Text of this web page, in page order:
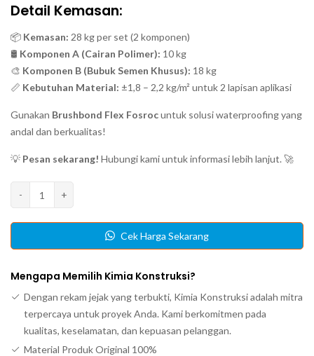
Detail Kemasan:
📦 Kemasan: 28 kg per set (2 komponen)
🛢 Komponen A (Cairan Polimer): 10 kg
🎨 Komponen B (Bubuk Semen Khusus): 18 kg
📏 Kebutuhan Material: ±1,8 – 2,2 kg/m² untuk 2 lapisan aplikasi
Gunakan Brushbond Flex Fosrocuntuk solusi waterproofing yang
andal dan berkualitas!
💡 Pesan sekarang! Hubungi kami untuk informasi lebih lanjut. 🚀
-
Brushbond
Flex
+
Cek Harga Sekarang
Mengapa Memilih Kimia Konstruksi?
Dengan rekam jejak yang terbukti, Kimia Konstruksi adalah mitra
terpercaya untuk proyek Anda. Kami berkomitmen pada
kualitas, keselamatan, dan kepuasan pelanggan.
Material Produk Original 100%